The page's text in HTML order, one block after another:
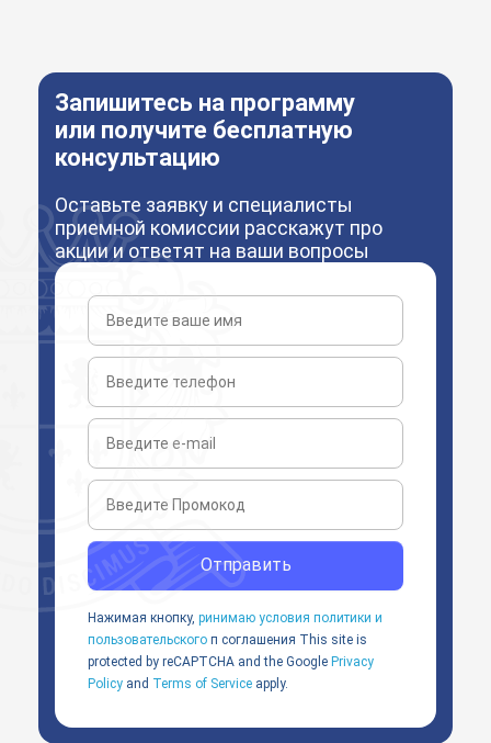
Запишитесь на программу
или получите бесплатную
консультацию
Оставьте заявку и специалисты
приемной комиссии расскажут про
акции и ответят на ваши вопросы
Отправить
Нажимая кнопку, ринимаю условия политики и
пользовательского п соглашения This site is
protected by reCAPTCHA and the Google Privacy
Policy and Terms of Service apply.